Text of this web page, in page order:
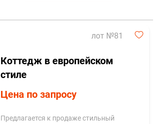
лот №81
Коттедж в европейском
стиле
Цена по запросу
Предлагается к продаже стильный